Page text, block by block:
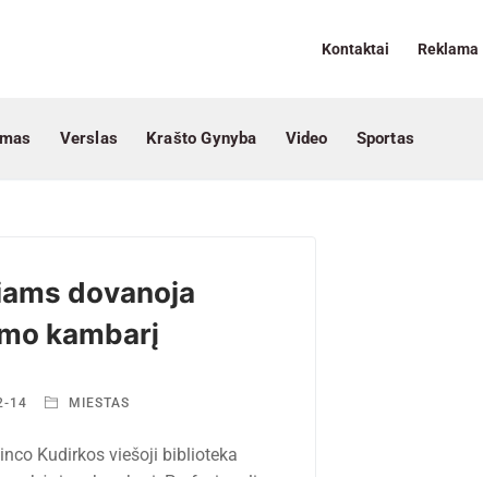
Kontaktai Reklama
Verslas Krašto Gynyba Video Sportas
dovanoja
kambarį
14 MIESTAS
Kudirkos viešoji biblioteka